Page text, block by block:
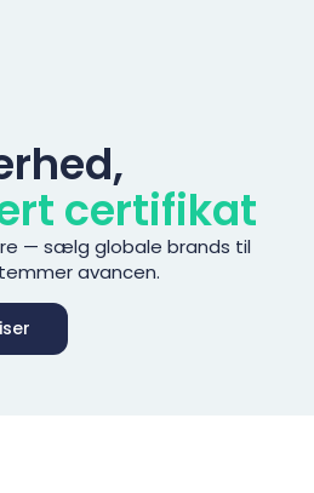
certifikat
— sælg globale brands til
avancen.